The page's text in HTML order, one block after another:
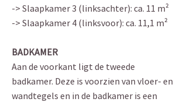
-> Slaapkamer 3 (linksachter): ca. 11 m²
-> Slaapkamer 4 (linksvoor): ca. 11,1 m²
BADKAMER
Aan de voorkant ligt de tweede
badkamer. Deze is voorzien van vloer- en
wandtegels en in de badkamer is een